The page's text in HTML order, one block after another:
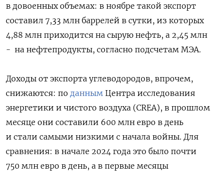
в довоенных объемах: в ноябре такой экспорт
составил 7,33 млн баррелей в сутки, из которых
4,88 млн приходится на сырую нефть, а 2,45 млн
- на нефтепродукты, согласно подсчетам МЭА.
Доходы от экспорта углеводородов, впрочем,
снижаются: по данным Центра исследования
энергетики и чистого воздуха (CREA), в прошлом
месяце они составили 600 млн евро в день
и стали самыми низкими с начала войны. Для
сравнения: в начале 2024 года это было почти
750 млн евро в день, а в первые месяцы